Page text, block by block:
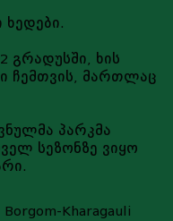
გრადუსში, ხის
ჩემთვის, მართლაც
პარკმა
სეზონზე ვიყო
Kharagauli